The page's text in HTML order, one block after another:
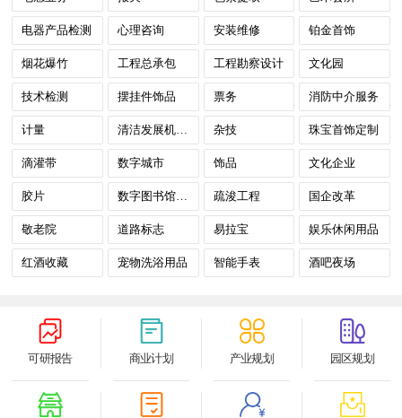
电器产品检测 心理咨询 安装维修 铂金首饰
烟花爆竹 工程总承包 工程勘察设计 文化园
技术检测 摆挂件饰品 票务 消防中介服务
计量 清洁发展机制(CDM) 杂技 珠宝首饰定制
滴灌带 数字城市 饰品 文化企业
胶片 数字图书馆建设 疏浚工程 国企改革
敬老院 道路标志 易拉宝 娱乐休闲用品
红酒收藏 宠物洗浴用品 智能手表 酒吧夜场
可研报告 商业计划 产业规划 园区规划